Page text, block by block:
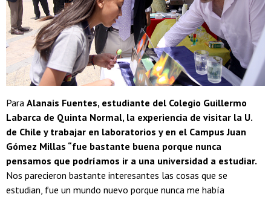
Para Alanais Fuentes, estudiante del Colegio Guillermo
Labarca de Quinta Normal, la experiencia de visitar la U.
de Chile y trabajar en laboratorios y en el Campus Juan
Gómez Millas “fue bastante buena porque nunca
pensamos que podríamos ir a una universidad a estudiar.
Nos parecieron bastante interesantes las cosas que se
estudian, fue un mundo nuevo porque nunca me había